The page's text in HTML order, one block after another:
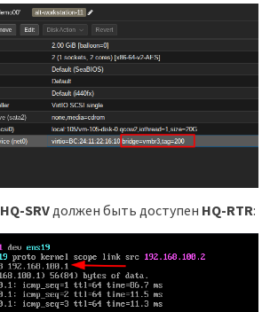
HQ-SRVдолжен быть доступен HQ-RTR: